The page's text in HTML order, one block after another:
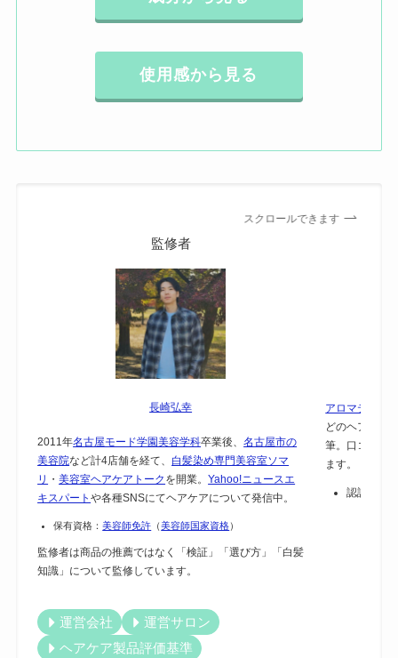
使用感から見る
スクロールできます
監修者
長崎弘幸
2011年名古屋モード学園美容学科卒業後、名古屋市の
美容院など計4店舗を経て、白髪染め専門美容室ソマ
リ ・美容室ヘアケアトーク を開業。Yahoo!ニュースエ
キスパートや各種SNSにてヘアケアについて発信中。
保有資格：美容師免許 （美容師国家資格）
監修者は商品の推薦ではなく「検証」「選び方」「白髪
知識」について監修しています。
アロマテラピ
どのヘアケア
筆。口コミで
ます。
認証：
運営会社
運営サロン
ヘアケア製品評価基準